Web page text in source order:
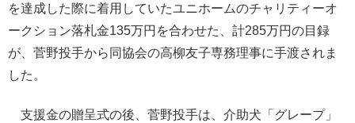
を達成した際に着用していたユニホームのチャリティーオ
ークション落札金135万円を合わせた、計285万円の目録
が、菅野投手から同協会の高柳友子専務理事に手渡されま
した。
支援金の贈呈式の後、菅野投手は、介助犬「グレープ」